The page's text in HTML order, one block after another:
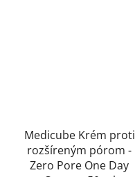
Medicube Krém proti
rozšíreným pórom -
Zero Pore One Day